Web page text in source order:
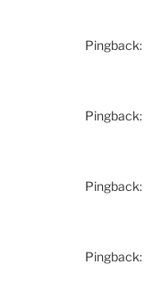
Pingback:
Pingback:
Pingback:
Pingback: